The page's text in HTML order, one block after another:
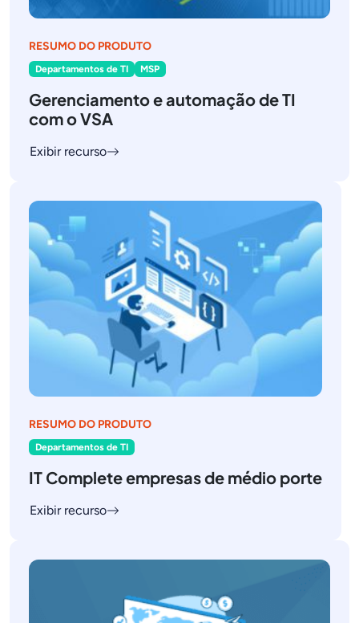
RESUMO DO PRODUTO
Departamentos de TI MSP
Gerenciamento e automação de TI
com o VSA
Exibir recurso
RESUMO DO PRODUTO
Departamentos de TI
IT Complete empresas de médio porte
Exibir recurso